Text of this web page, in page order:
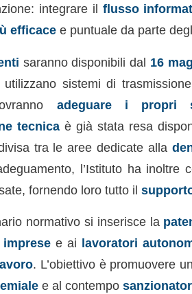
integrare il flusso
efficacee puntuale da parte
saranno disponibili dal 16
sistemi di
adeguare i propri
tecnicaè già stata resa
tra le aree dedicate alla
l’Istituto ha
fornendo loro tutto il
normativo si inserisce la
impresee ai lavoratori
. L’obiettivo è promuovere un
e al contempo